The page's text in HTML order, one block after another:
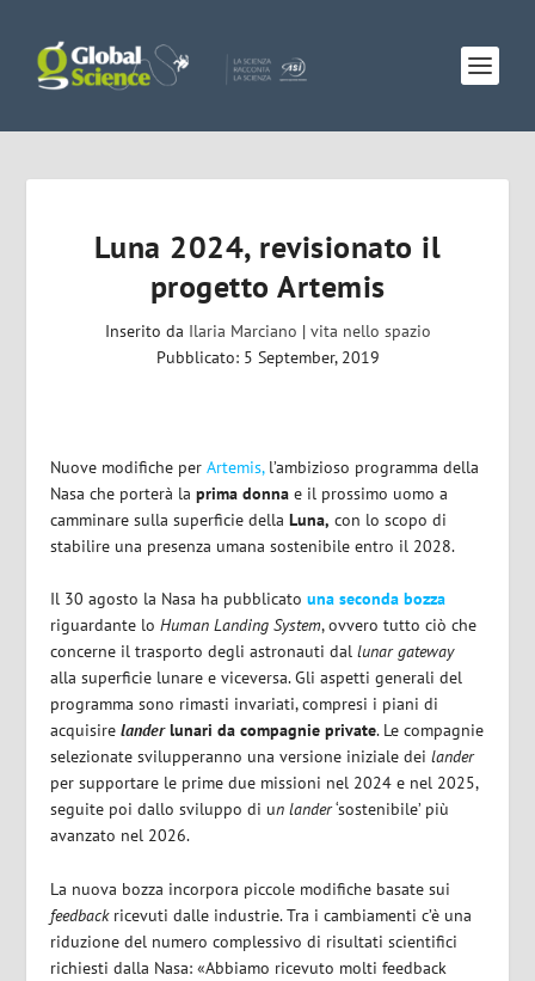
Luna 2024, revisionato il
progetto Artemis
Inserito da Ilaria Marciano | vita nello spazio
Pubblicato: 5 September, 2019
Nuove modifiche perArtemis,l’ambizioso programma della
Nasa che porterà laprima donna e il prossimo uomo a
camminare sulla superficie della Luna, con lo scopo di
stabilire una presenza umana sostenibile entro il 2028.
Il 30 agosto la Nasa ha pubblicatouna seconda bozza
riguardante loHuman Landing System, ovvero tutto ciò che
concerne il trasporto degli astronauti dallunar gateway
alla superficie lunare e viceversa. Gli aspetti generali del
programma sono rimasti invariati, compresi i piani di
acquisirelanderlunari da compagnie private. Le compagnie
selezionate svilupperanno una versione iniziale deilander
per supportare le prime due missioni nel 2024 e nel 2025,
seguite poi dallo sviluppo di un lander‘sostenibile’ più
avanzato nel 2026.
La nuova bozza incorpora piccole modifiche basate sui
feedbackricevuti dalle industrie. Tra i cambiamenti c’è una
riduzione del numero complessivo di risultati scientifici
richiesti dalla Nasa: «Abbiamo ricevuto molti feedback